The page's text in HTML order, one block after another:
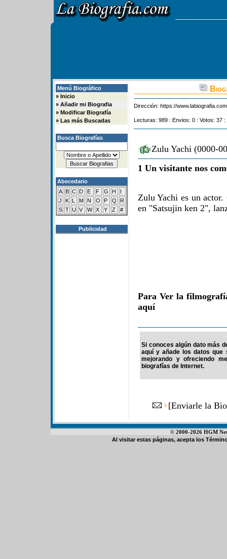
Menú Biográfico
» Inicio
» Añadir mi Biografia
» Modificar Biografía
» Las más Buscadas
Busca Biografías
Abecedario
A B C D E F G H
I
J
K L M N O P Q
R
S T U V W X Y Z #
Publicidad
Dirección: https://
Lecturas: 989 : Envios: 0 : Votos: 37
Zulu Yachi (0000-
1 Un visitante nos
Zulu Yachi es un
en "Satsujin ken 2",
Para Ver la
aquí
Si conoces algún dato más
aquí y añade los datos que
mejorando y ofreciendo
biografías de Internet.
[Enviarle la
© 2000-2026 HGM
Al visitar estas páginas, acepta los